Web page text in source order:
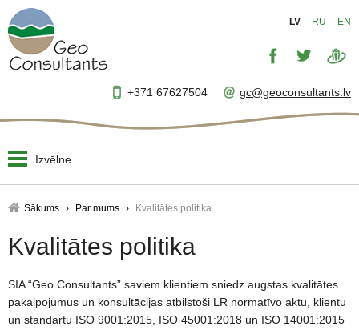
LV RU EN
+371 67627504 gc@geoconsultants.lv
Izvēlne
Par mums
Projektēšana ▼
Uzraudzība ▼
Sākums Par mums Kvalitātes politika
Kvalitātes politika
SIA “Geo Consultants” saviem klientiem sniedz augstas kvalitātes
pakalpojumus un konsultācijas atbilstoši LR normatīvo aktu, klientu
un standartu ISO 9001:2015, ISO 45001:2018 un ISO 14001:2015